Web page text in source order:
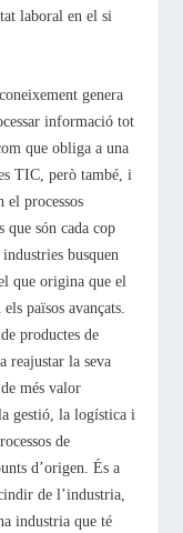
laboral en el si
genera
informació tot
que obliga a una
TIC, però també, i
el processos
són cada cop
busquen
que origina que el
països avançats.
productes de
reajustar la seva
més valor
gestió, la logística i
de
d’origen. És a
de l’industria,
industria que té